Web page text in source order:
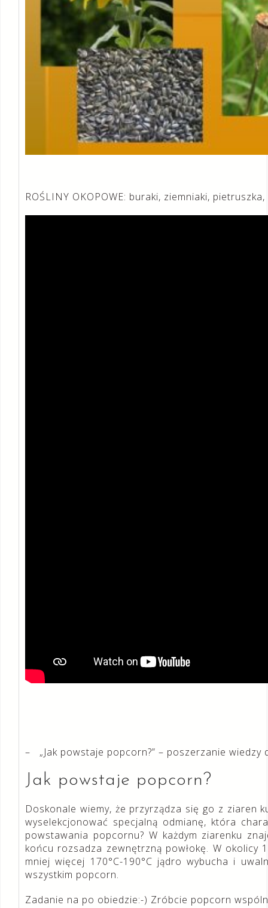
ROŚLINY OKOPOWE: buraki, ziemniaki,
– „Jak powstaje popcorn?” – poszerzanie
Jak powstaje popcorn?
Doskonale wiemy, że przyrządza się go z ziaren
wyselekcjonować specjalną odmianę, która
powstawania popcornu? W każdym ziarenku
końcu rozsadza zewnętrzną powłokę. W okolicy
mniej więcej 170°C-190°C jądro wybucha i
wszystkim popcorn.
Zadanie na po obiedzie:-) Zróbcie popcorn